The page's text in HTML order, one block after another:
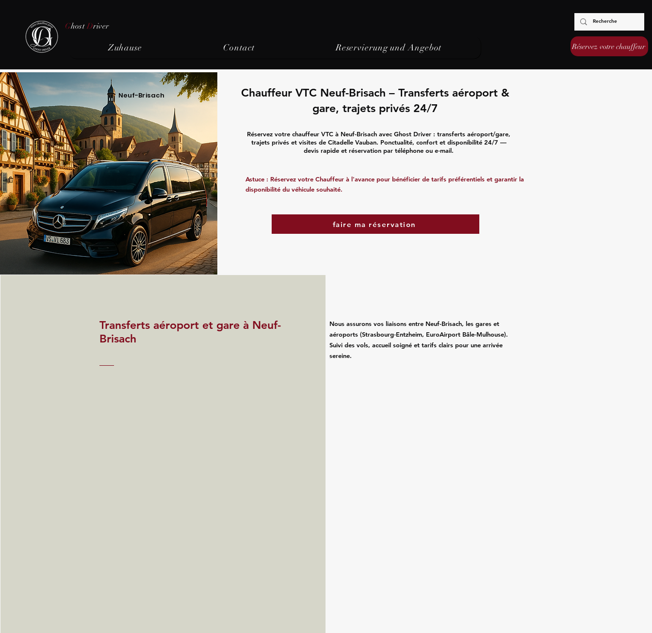
Ghost Driver
Zuhause Contact Reservierung und Angebot Réservez votre chauffeur
Neuf-Brisach
Chauffeur VTC Neuf-Brisach – Transferts aéroport &
gare, trajets privés 24/7
Réservez votre chauffeur VTC à Neuf-Brisach avec Ghost Driver : transferts aéroport/gare,
trajets privés et visites de Citadelle Vauban. Ponctualité, confort et disponibilité 24/7 —
devis rapide et réservation par téléphone ou e‑mail.
Astuce : Réservez votre Chauffeur à l'avance pour bénéficier de tarifs préférentiels et garantir la
disponibilité du véhicule souhaité.
faire ma réservation
Transferts aéroport et gare à Neuf-
Brisach
Nous assurons vos liaisons entre Neuf-Brisach, les gares et
aéroports (Strasbourg‑Entzheim, EuroAirport Bâle‑Mulhouse).
Suivi des vols, accueil soigné et tarifs clairs pour une arrivée
sereine.